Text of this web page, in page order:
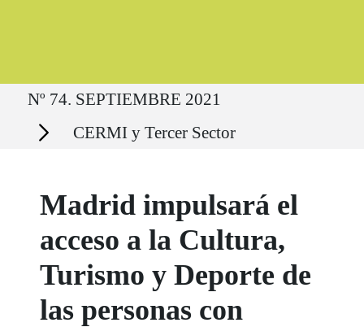
Ruta del sitio
Nº 74. SEPTIEMBRE 2021
Secciones CERMI y Tercer Sector
Madrid impulsará el
acceso a la Cultura,
Turismo y Deporte de
las personas con